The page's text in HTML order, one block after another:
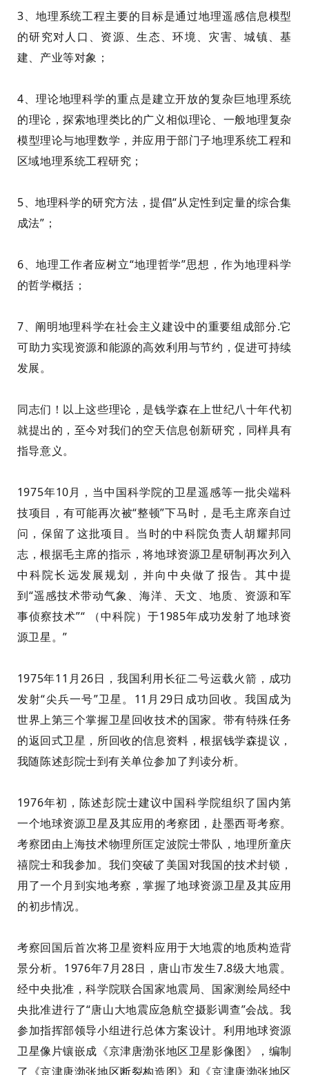
3、地理系统工程主要的目标是通过地理遥感信息模型
的研究对人口、资源、生态、环境、灾害、城镇、基
建、产业等对象；
4、理论地理科学的重点是建立开放的复杂巨地理系统
的理论，探索地理类比的广义相似理论、一般地理复杂
模型理论与地理数学，并应用于部门子地理系统工程和
区域地理系统工程研究；
5、地理科学的研究方法，提倡“从定性到定量的综合集
成法”；
6、地理工作者应树立“地理哲学”思想，作为地理科学
的哲学概括；
7、阐明地理科学在社会主义建设中的重要组成部分.它
可助力实现资源和能源的高效利用与节约，促进可持续
发展。
同志们！以上这些理论， 是钱学森在上世纪八十年代初
就提出的，至今对我们的空天信息创新研究 ， 同样具有
指导意义。
1975年10月，当中国科学院的卫星遥感等一批尖端科
技项目，有可能再次被“整顿”下马时，是毛主席亲自过
问，保留了这批项目。当时的中科院负责人胡耀邦同
志，根据毛主席的指示，将地球资源卫星研制再次列入
中科院长远发展规划， 并向中央做了 报告。其中提
到“遥感技术带动气象、海洋、天文、地质、资源和军
事侦察技术”“ （中科院） 于1985年成功发射了地球资
源卫星。”
1975年11月26日，我国利用长征二号运载火箭，成功
发射“尖兵一号”卫星。11月29日成功回收。我国成为
世界上第三个掌握卫星回收技术的国家。带有特殊任务
的返回式卫星，所回收的信息资料，根据钱学森提议，
我随陈述彭院士到有关单位参加了判读分析。
1976年初，陈述彭院士建议中国科学院组织了国内第
一个地球资源卫星及其应用的考察团，赴墨西哥考察。
考察团由上海技术物理所匡定波院士带队，地理所童庆
禧院士和我参加。 我们突破了美国对我国的技术封锁，
用了一个月到实地考察 ，掌握了地球资源卫星及其应用
的初步情况。
考察回国后首次将卫星资料应用于大地震的地质构造背
景分析。 1976年7月28日， 唐山市发生7.8级大地震。
经中央批准，科学院联合国家地震局、国家测绘局经中
央批准进行了“唐山大地震应急航空摄影调查”会战。我
参加指挥部领导小组进行总体方案设计。利用地球资源
卫星像片镶嵌成《京津唐渤张地区卫星影像图》，编制
了《京津唐渤张地区断裂构造图》和《京津唐渤张地区